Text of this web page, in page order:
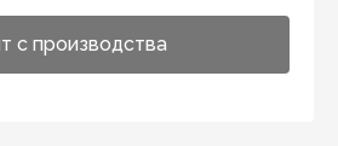
с производства